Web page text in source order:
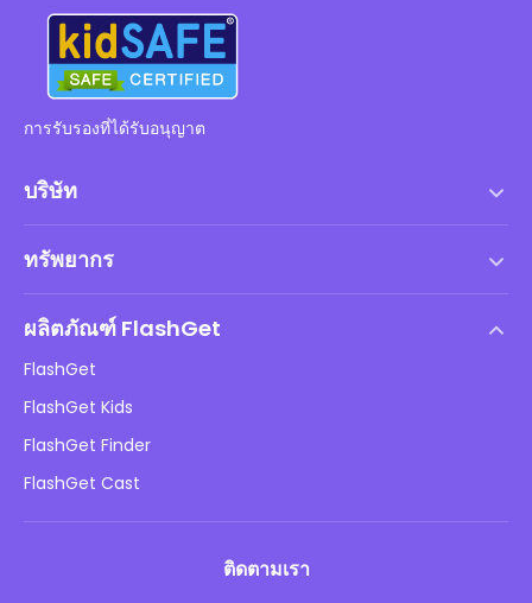
การรับรองที่ได้รับอนุญาต
บริษัท
นโยบาย DMCA
นโยบายความเป็นส่วนตัว
นโยบายการโฆษณา
อย่าขายข้อมูลของฉัน
ทรัพยากร
ความปลอดภัยของเด็กออนไลน์
ดาวน์โหลด
ผลิตภัณฑ์ FlashGet
FlashGet
FlashGet Kids
FlashGet Finder
FlashGet Cast
ติดตามเรา